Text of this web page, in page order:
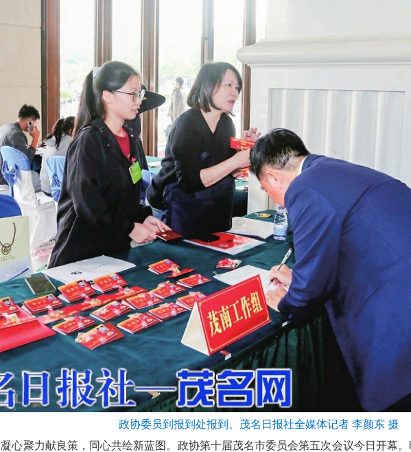
政协委员到报到处报到。茂名日报社全媒体记者 李颜东 摄
凝心聚力献良策，同心共绘新蓝图。政协第十届茂名市委员会第五次会议今日开幕